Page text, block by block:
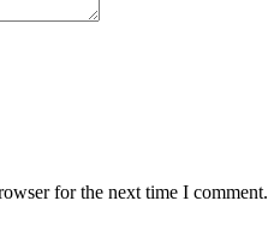
for the next time I comment.